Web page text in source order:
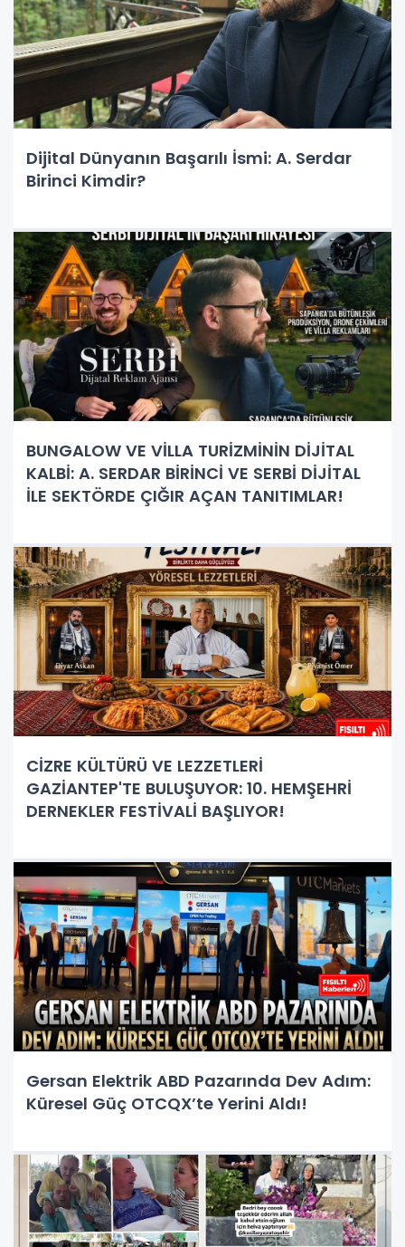
Dijital Dünyanın Başarılı İsmi: A. Serdar
Birinci Kimdir?
BUNGALOW VE VİLLA TURİZMİNİN DİJİTAL
KALBİ: A. SERDAR BİRİNCİ VE SERBİ DİJİTAL
İLE SEKTÖRDE ÇIĞIR AÇAN TANITIMLAR!
CİZRE KÜLTÜRÜ VE LEZZETLERİ
GAZİANTEP'TE BULUŞUYOR: 10. HEMŞEHRİ
DERNEKLER FESTİVALİ BAŞLIYOR!
Gersan Elektrik ABD Pazarında Dev Adım:
Küresel Güç OTCQX’te Yerini Aldı!